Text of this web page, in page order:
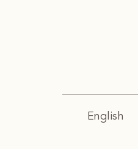
English